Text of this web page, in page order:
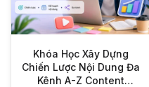
Khóa Học Xây Dựng
Chiến Lược Nội Dung Đa
Kênh A-Z Content